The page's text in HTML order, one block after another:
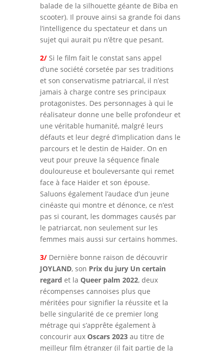
balade de la silhouette géante de Biba en
scooter). Il prouve ainsi sa grande foi dans
l’intelligence du spectateur et dans un
sujet qui aurait pu n’être que pesant.
2/Si le film fait le constat sans appel
d’une société corsetée par ses traditions
et son conservatisme patriarcal, il n’est
jamais à charge contre ses principaux
protagonistes. Des personnages à qui le
réalisateur donne une belle profondeur et
une véritable humanité, malgré leurs
défauts et leur degré d’implication dans le
parcours et le destin de Haider. On en
veut pour preuve la séquence finale
douloureuse et bouleversante qui remet
face à face Haider et son épouse.
Saluons également l’audace d’un jeune
cinéaste qui montre et dénonce, ce n’est
pas si courant, les dommages causés par
le patriarcat, non seulement sur les
femmes mais aussi sur certains hommes.
3/Dernière bonne raison de découvrir
JOYLAND, son Prix du jury Un certain
regard et la Queer palm 2022, deux
récompenses cannoises plus que
méritées pour signifier la réussite et la
belle singularité de ce premier long
métrage qui s’apprête également à
concourir aux Oscars 2023au titre de
meilleur film étranger (il fait partie de la